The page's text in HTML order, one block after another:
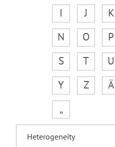
I
J K
N
O P
S
T U
Y
Z Ä
„